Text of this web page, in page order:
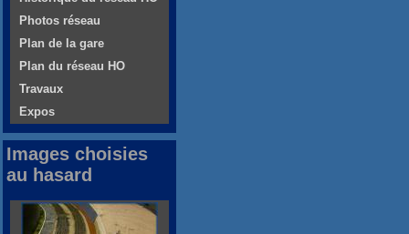
Photos réseau
Plan de la gare
Plan du réseau HO
Travaux
Expos
Images choisies
au hasard